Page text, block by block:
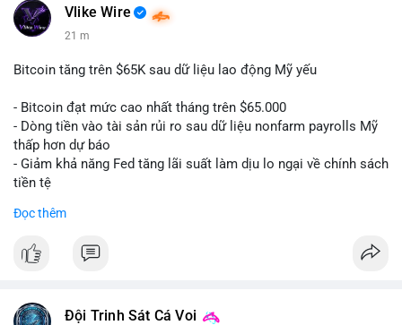
$btc Vlike Wire
21 m
Bitcoin tăng trên $65K sau dữ liệu lao động Mỹ yếu
- Bitcoin đạt mức cao nhất tháng trên $65.000
- Dòng tiền vào tài sản rủi ro sau dữ liệu nonfarm payrolls Mỹ
thấp hơn dự báo
- Giảm khả năng Fed tăng lãi suất làm dịu lo ngại về chính sách
tiền tệ
📰 Nguồn: Cointelegraph
Đọc thêm
Đội Trinh Sát Cá Voi